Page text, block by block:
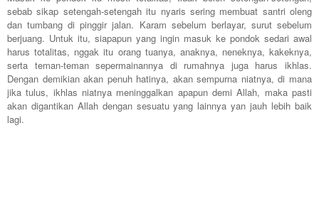
sebab sikap setengah-setengah itu nyaris sering membuat santri oleng
dan tumbang di pinggir jalan. Karam sebelum berlayar, surut sebelum
berjuang. Untuk itu, siapapun yang ingin masuk ke pondok sedari awal
harus totalitas, nggak itu orang tuanya, anaknya, neneknya, kakeknya,
serta teman-teman sepermainannya di rumahnya juga harus ikhlas.
Dengan demikian akan penuh hatinya, akan sempurna niatnya, di mana
jika tulus, ikhlas niatnya meninggalkan apapun demi Allah, maka pasti
akan digantikan Allah dengan sesuatu yang lainnya yan jauh lebih baik
lagi.